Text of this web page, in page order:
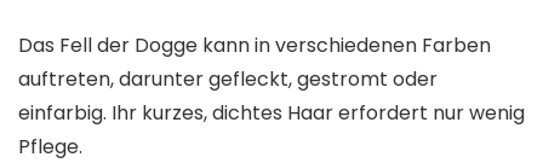
Das Fell der Dogge kann in verschiedenen Farben
auftreten, darunter gefleckt, gestromt oder
einfarbig. Ihr kurzes, dichtes Haar erfordert nur wenig
Pflege.